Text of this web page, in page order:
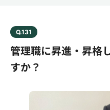
Q.131
管理職に昇進・昇格
すか？